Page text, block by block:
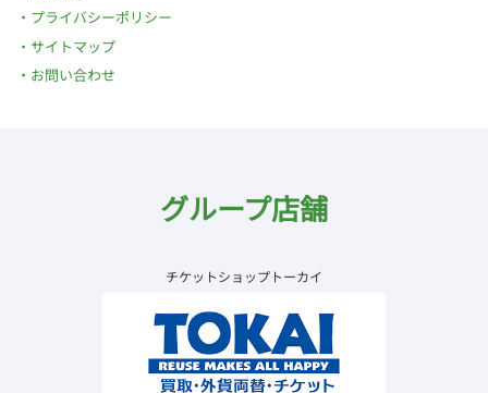
プライバシーポリシー
サイトマップ
お問い合わせ
グループ店舗
チケットショップトーカイ